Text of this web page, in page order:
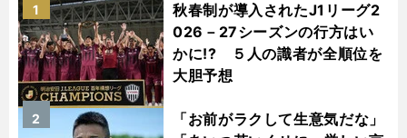
秋春制が導入されたJ1リーグ2
026－27シーズンの行方はい
かに!? ５人の識者が全順位を
大胆予想
1
「お前がラクして生意気だな」
2